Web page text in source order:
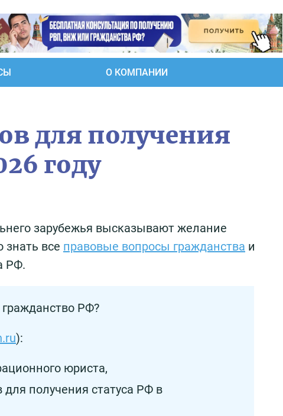
О КОМПАНИИ
для получения
году
зарубежья высказывают желание
знать все правовые вопросы гражданства и
РФ.
РФ?
):
юриста,
получения статуса РФ в